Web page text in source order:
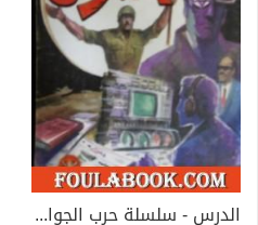
الدرس - سلسلة حرب الجواسيس